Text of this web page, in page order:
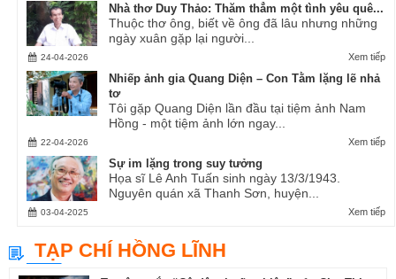
Nhà thơ Duy Thảo: Thăm thẳm một tình yêu quê...
Thuộc thơ ông, biết về ông đã lâu nhưng những
ngày xuân gặp lại người...
Xem tiếp
24-04-2026
Nhiếp ảnh gia Quang Diện – Con Tằm lặng lẽ nhả
tơ
Tôi gặp Quang Diện lần đầu tại tiệm ảnh Nam
Hồng - một tiệm ảnh lớn ngay...
Xem tiếp
22-04-2026
Sự im lặng trong suy tưởng
Họa sĩ Lê Anh Tuấn sinh ngày 13/3/1943.
Nguyên quán xã Thanh Sơn, huyện...
Xem tiếp
03-04-2025
TẠP CHÍ HỒNG LĨNH